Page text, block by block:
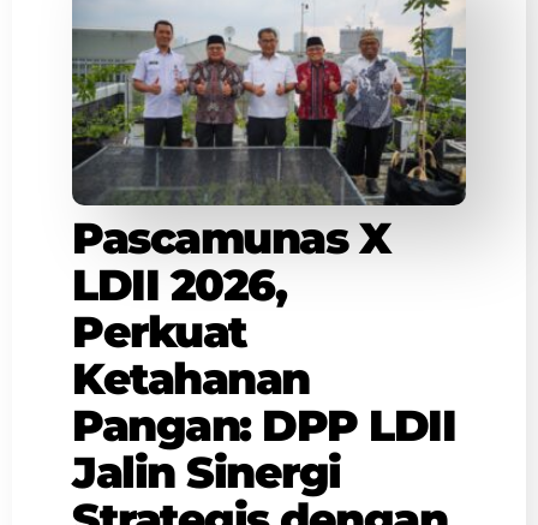
Pascamunas X
LDII 2026,
Perkuat
Ketahanan
Pangan: DPP LDII
Jalin Sinergi